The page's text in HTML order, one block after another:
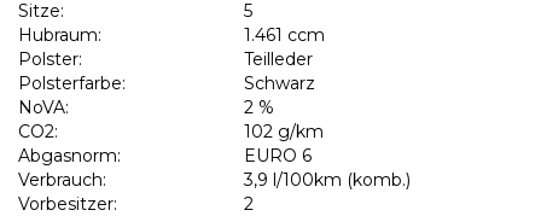
Sitze:
5
Hubraum:
1.461 ccm
Polster:
Teilleder
Polsterfarbe:
Schwarz
NoVA:
2 %
CO2:
102 g/km
Abgasnorm:
EURO 6
Verbrauch:
3,9 l/100km (komb.)
Vorbesitzer:
2